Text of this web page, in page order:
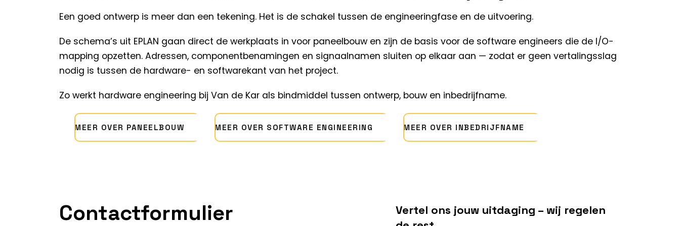
Een goed ontwerp is meer dan een tekening. Het is de schakel tussen de engineeringfase en de uitvoering.
De schema’s uit EPLAN gaan direct de werkplaats in voor paneelbouw en zijn de basis voor de software engineers die de I/O-
mapping opzetten. Adressen, componentbenamingen en signaalnamen sluiten op elkaar aan — zodat er geen vertalingsslag
nodig is tussen de hardware- en softwarekant van het project.
Zo werkt hardware engineering bij Van de Kar als bindmiddel tussen ontwerp, bouw en inbedrijfname.
MEER OVER PANEELBOUW MEER OVER SOFTWARE ENGINEERING MEER OVER INBEDRIJFNAME
Contactformulier
Vertel ons jouw uitdaging – wij regelen